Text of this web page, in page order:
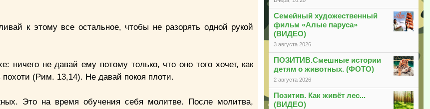
Семейный художественный
фильм «Алые паруса»
(ВИДЕО)
3 августа 2026
ПОЗИТИВ.Смешные истории
детям о животных. (ФОТО)
2 августа 2026
Позитив. Как живёт лес...
(ВИДЕО)
к этому все остальное, чтобы не разорять одной рукой
не давай ему потому только, что оно того хочет, как
(Рим. 13,14). Не давай покоя плоти.
Это на время обучения себя молитве. После молитва,